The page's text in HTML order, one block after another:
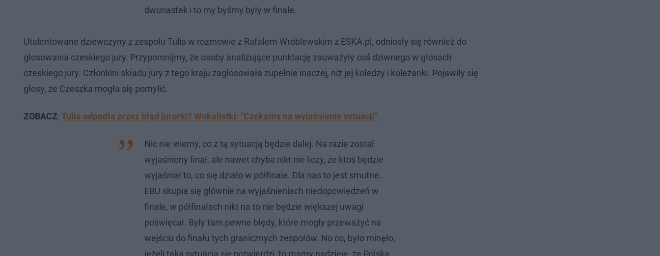
dwunastek i to my byśmy były w finale.
Utalentowane dziewczyny z zespołu Tulia w rozmowie z Rafałem Wróblewskim z ESKA.pl, odniosły się również do
głosowania czeskiego jury. Przypomnijmy, że osoby analizujące punktację zauważyły coś dziwnego w głosach
czeskiego jury. Członkini składu jury z tego kraju zagłosowała zupełnie inaczej, niż jej koledzy i koleżanki. Pojawiły się
głosy, że Czeszka mogła się pomylić.
ZOBACZ: Tulia odpadła przez błąd jurorki? Wokalistki: "Czekamy na wyjaśnienie sytuacji"
Nic nie wiemy, co z tą sytuacją będzie dalej. Na razie został
wyjaśniony finał, ale nawet chyba nikt nie liczy, że ktoś będzie
wyjaśniał to, co się działo w półfinale. Dla nas to jest smutne.
EBU skupia się głównie na wyjaśnieniach niedopowiedzeń w
finale, w półfinałach nikt na to nie będzie większej uwagi
poświęcał. Były tam pewne błędy, które mogły przeważyć na
wejściu do finału tych granicznych zespołów. No co, było minęło,
jeżeli taka sytuacja się potwierdzi, to mamy nadzieję, że Polska